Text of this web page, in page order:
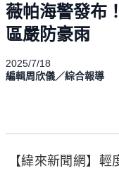
薇帕海警發布
區嚴防豪雨
2025/7/18
編輯周欣儀／綜合報導
【緯來新聞網】